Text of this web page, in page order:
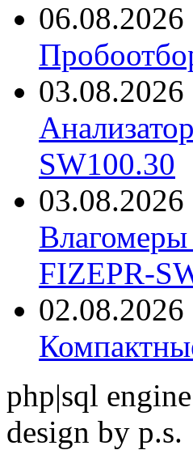
06.08.2026
03.08.2026
SW100.30
03.08.2026
FIZEPR-
02.08.2026
php|sql
design by p.s.